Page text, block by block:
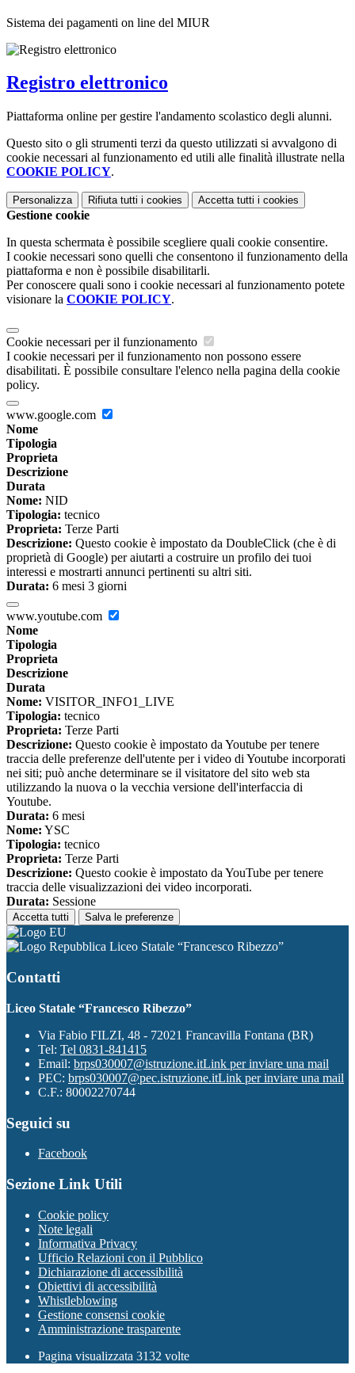
Sistema dei pagamenti on line del MIUR
Registro elettronico
Piattaforma online per gestire l'andamento scolastico degli alunni.
Questo sito o gli strumenti terzi da questo utilizzati si avvalgono di
cookie necessari al funzionamento ed utili alle finalità illustrate nella
COOKIE POLICY.
Personalizza Rifiuta tutti i cookies Accetta tutti i cookies
Gestione cookie
In questa schermata è possibile scegliere quali cookie consentire.
I cookie necessari sono quelli che consentono il funzionamento della
piattaforma e non è possibile disabilitarli.
Per conoscere quali sono i cookie necessari al funzionamento potete
visionare la COOKIE POLICY.
Cookie necessari per il funzionamento
I cookie necessari per il funzionamento non possono essere
disabilitati. È possibile consultare l'elenco nella pagina della cookie
policy.
www.google.com
Nome
Tipologia
Proprieta
Descrizione
Durata
Nome: NID
Tipologia: tecnico
Proprieta: Terze Parti
Descrizione: Questo cookie è impostato da DoubleClick (che è di
proprietà di Google) per aiutarti a costruire un profilo dei tuoi
interessi e mostrarti annunci pertinenti su altri siti.
Durata: 6 mesi 3 giorni
www.youtube.com
Nome
Tipologia
Proprieta
Descrizione
Durata
Nome: VISITOR_INFO1_LIVE
Tipologia: tecnico
Proprieta: Terze Parti
Descrizione: Questo cookie è impostato da Youtube per tenere
traccia delle preferenze dell'utente per i video di Youtube incorporati
nei siti; può anche determinare se il visitatore del sito web sta
utilizzando la nuova o la vecchia versione dell'interfaccia di
Youtube.
Durata: 6 mesi
Nome: YSC
Tipologia: tecnico
Proprieta: Terze Parti
Descrizione: Questo cookie è impostato da YouTube per tenere
traccia delle visualizzazioni dei video incorporati.
Durata: Sessione
Accetta tutti Salva le preferenze
Liceo Statale “Francesco Ribezzo”
Contatti
Liceo Statale “Francesco Ribezzo”
Via Fabio FILZI, 48 - 72021 Francavilla Fontana (BR)
Tel: Tel 0831-841415
Email: brps030007@istruzione.itLink per inviare una mail
PEC: brps030007@pec.istruzione.itLink per inviare una mail
C.F.: 80002270744
Seguici su
Facebook
Sezione Link Utili
Cookie policy
Note legali
Informativa Privacy
Ufficio Relazioni con il Pubblico
Dichiarazione di accessibilità
Obiettivi di accessibilità
Whistleblowing
Gestione consensi cookie
Amministrazione trasparente
Pagina visualizzata 3132 volte